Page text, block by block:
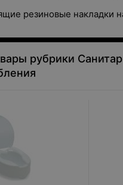
резиновые накладки
рубрики